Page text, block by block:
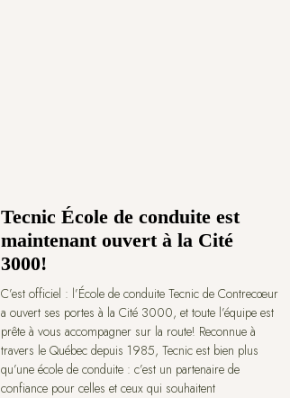
Tecnic École de conduite est
maintenant ouvert à la Cité
3000!
C’est officiel : l’École de conduite Tecnic de Contrecœur
a ouvert ses portes à la Cité 3000, et toute l’équipe est
prête à vous accompagner sur la route! Reconnue à
travers le Québec depuis 1985, Tecnic est bien plus
qu’une école de conduite : c’est un partenaire de
confiance pour celles et ceux qui souhaitent